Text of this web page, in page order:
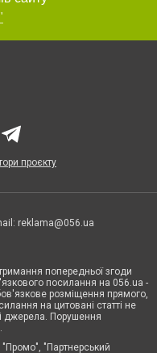
проєкту
reklama@056.ua
попередньої згоди
посилання на 056.ua -
розміщення прямого,
на цитовані статті не
джерела. Порушення
"Партнерський